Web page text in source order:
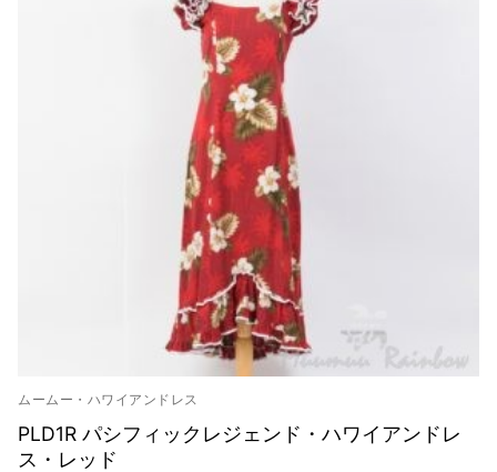
ムームー・ハワイアンドレス
PLD1R パシフィックレジェンド・ハワイアンドレ
ス・レッド